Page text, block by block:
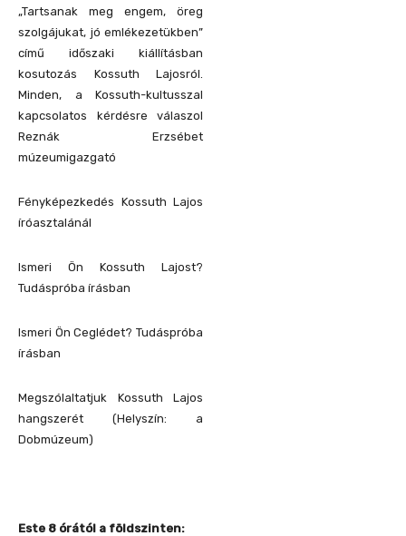
„Tartsanak meg engem, öreg
szolgájukat, jó emlékezetükben”
című időszaki kiállításban
kosutozás Kossuth Lajosról.
Minden, a Kossuth-kultusszal
kapcsolatos kérdésre válaszol
Reznák Erzsébet
múzeumigazgató
Fényképezkedés Kossuth Lajos
íróasztalánál
Ismeri Ön Kossuth Lajost?
Tudáspróba írásban
Ismeri Ön Ceglédet? Tudáspróba
írásban
Megszólaltatjuk Kossuth Lajos
hangszerét (Helyszín: a
Dobmúzeum)
Este 8 órától a földszinten: